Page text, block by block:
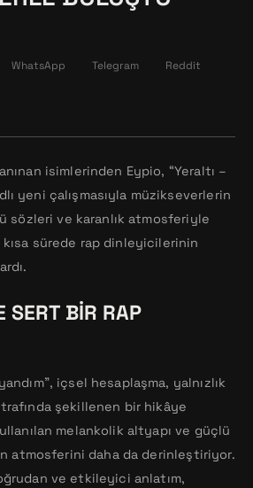
WhatsApp Telegram
Reddit
isimlerinden Eypio, “Yeraltı –
yeni çalışmasıyla müzikseverlerin
sözleri ve karanlık atmosferiyle
sürede rap dinleyicilerinin
SERT BIR RAP
içsel hesaplaşma, yalnızlık
şekillenen bir hikâye
melankolik altyapı ve güçlü
atmosferini daha da derinleştiriyor.
ve etkileyici anlatım,